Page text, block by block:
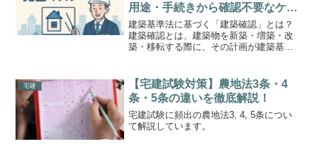
用途・手続きから確認不要なケー
スまで例題付きで徹底解説～
建築基準法に基づく「建築確認」とは？
建築確認とは、建築物を新築・増築・改
築・移転する際に、その計画が建築基準
主が行う義務があり、許可制ではなく
「確認申請制」です。確認済...
宅建
【宅建試験対策】農地法3条・4
条・5条の違いを徹底解説！
宅建試験に頻出の農地法3, 4, 5条につい
て解説しています。